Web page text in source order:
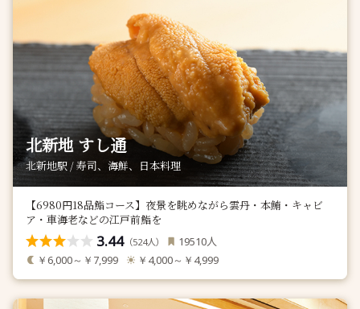
北新地 すし通
北新地駅 / 寿司、海鮮、日本料理
【6980円18品鮨コース】夜景を眺めながら雲丹・本鮪・キャビ
ア・車海老などの江戸前鮨を
3.44（524人） 19510人
￥6,000～￥7,999 ￥4,000～￥4,999